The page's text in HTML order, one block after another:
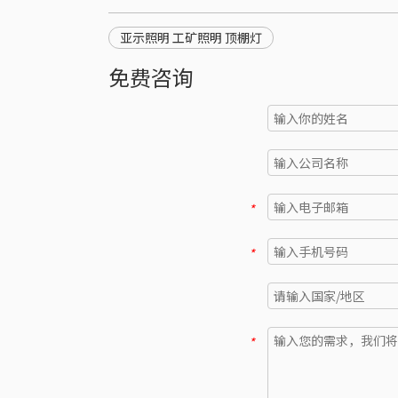
亚示照明 工矿照明 顶棚灯
免费咨询
*
*
*